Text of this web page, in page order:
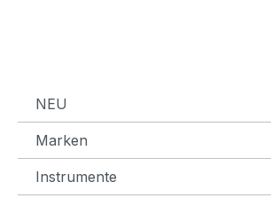
NEU
Marken
Instrumente